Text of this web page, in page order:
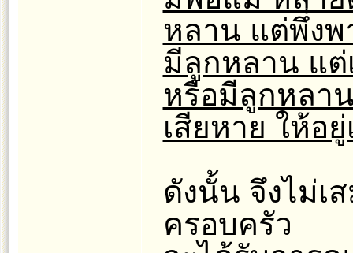
หลาน แต่พึ่ง
มีลูกหลาน แ
หรือมีลูกหลา
เสียหาย ให้อ
ดังนั้น จึงไม่
ครอบครัว